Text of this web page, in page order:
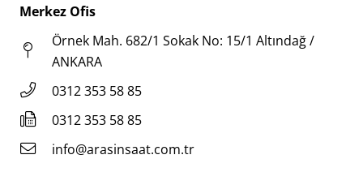
Merkez Ofis
Örnek Mah. 682/1 Sokak No: 15/1 Altındağ /
ANKARA
0312 353 58 85
0312 353 58 85
info@arasinsaat.com.tr